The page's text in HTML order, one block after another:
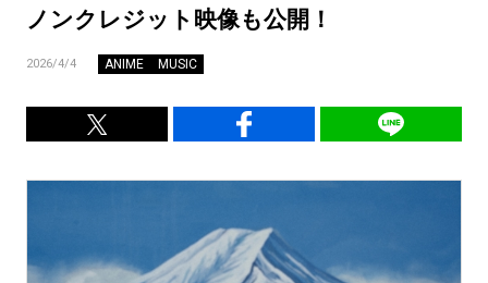
ノンクレジット映像も公開！
2026/4/4 ANIME MUSIC